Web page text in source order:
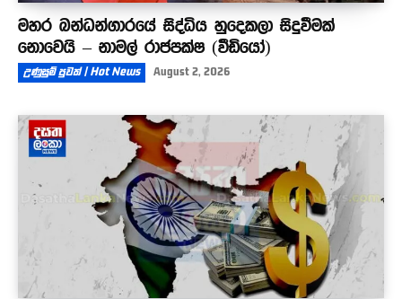
මහර බන්ධන්ගාරයේ සිද්ධිය හුදෙකලා සිදුවීමක්
නොවෙයි – නාමල් රාජපක්ෂ (වීඩියෝ)
උණුසුම් පුවත් | Hot News August 2, 2026